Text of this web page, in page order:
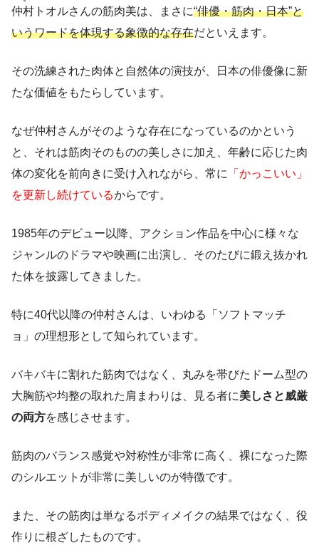
仲村トオルさんの筋肉美は、まさに“俳優・筋肉・日本”と
いうワードを体現する象徴的な存在だといえます。
その洗練された肉体と自然体の演技が、日本の俳優像に新
たな価値をもたらしています。
なぜ仲村さんがそのような存在になっているのかという
と、それは筋肉そのものの美しさに加え、年齢に応じた肉
体の変化を前向きに受け入れながら、常に 「かっこいい」
を更新し続けているからです。
1985年のデビュー以降、アクション作品を中心に様々な
ジャンルのドラマや映画に出演し、そのたびに鍛え抜かれ
た体を披露してきました。
特に40代以降の仲村さんは、いわゆる「ソフトマッチ
ョ」の理想形として知られています。
バキバキに割れた筋肉ではなく、丸みを帯びたドーム型の
大胸筋や均整の取れた肩まわりは、見る者に美しさと威厳
の両方を感じさせます。
筋肉のバランス感覚や対称性が非常に高く、裸になった際
のシルエットが非常に美しいのが特徴です。
また、その筋肉は単なるボディメイクの結果ではなく、役
作りに根ざしたものです。